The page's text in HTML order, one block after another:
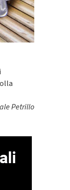
Petrillo